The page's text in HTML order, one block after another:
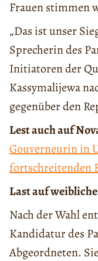
Frauen stimmen
„Das ist unser
Sprecherin des
Initiatoren der
Kassymalijewa
gegenüber den
Lest auch auf
Gouverneurin in
fortschreitenden
Last auf
Nach der Wahl
Kandidatur des
Abgeordneten.